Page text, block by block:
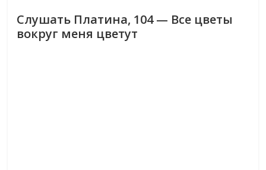
Слушать Платина, 104 — Все цветы
вокруг меня цветут